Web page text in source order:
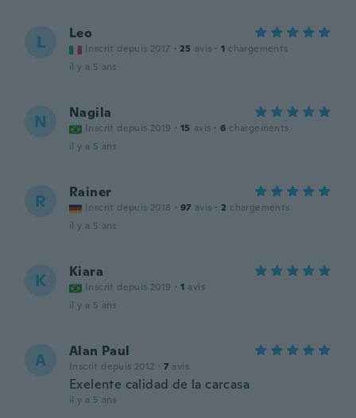
L Leo
Inscrit depuis 2017 · 25 avis · 1 chargements
il y a 5 ans
N Nagila
Inscrit depuis 2019 · 15 avis · 6 chargements
il y a 5 ans
R Rainer
Inscrit depuis 2018 · 97 avis · 2 chargements
il y a 5 ans
K Kiara
Inscrit depuis 2019 · 1 avis
il y a 5 ans
A Alan Paul
Inscrit depuis 2012 · 7 avis
Exelente calidad de la carcasa
il y a 5 ans